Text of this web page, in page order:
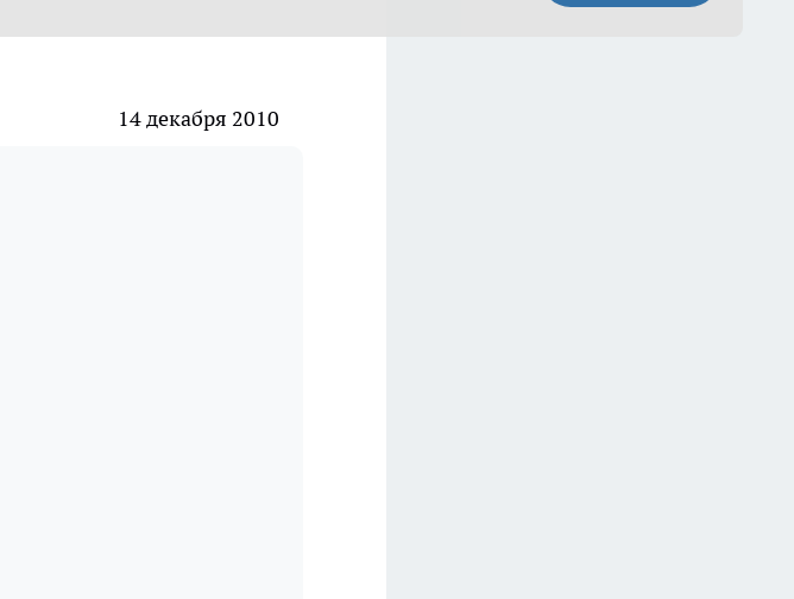
14 декабря 2010